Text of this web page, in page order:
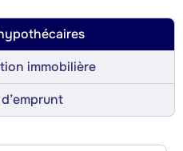
immobilière